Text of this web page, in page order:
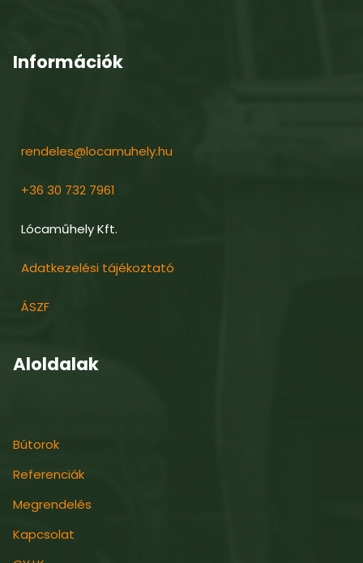
Információk
rendeles@locamuhely.hu
+36 30 732 7961
Lócaműhely Kft.
Adatkezelési tájékoztató
ÁSZF
Aloldalak
Bútorok
Referenciák
Megrendelés
Kapcsolat